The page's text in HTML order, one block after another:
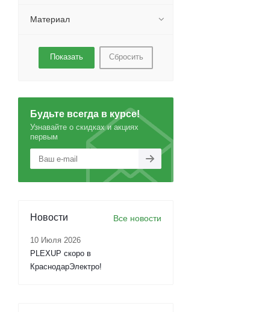
Материал
Сбросить
Будьте всегда в курсе!
Узнавайте о скидках и акциях
первым
Новости Все новости
10 Июля 2026
PLEXUP скоро в
КраснодарЭлектро!